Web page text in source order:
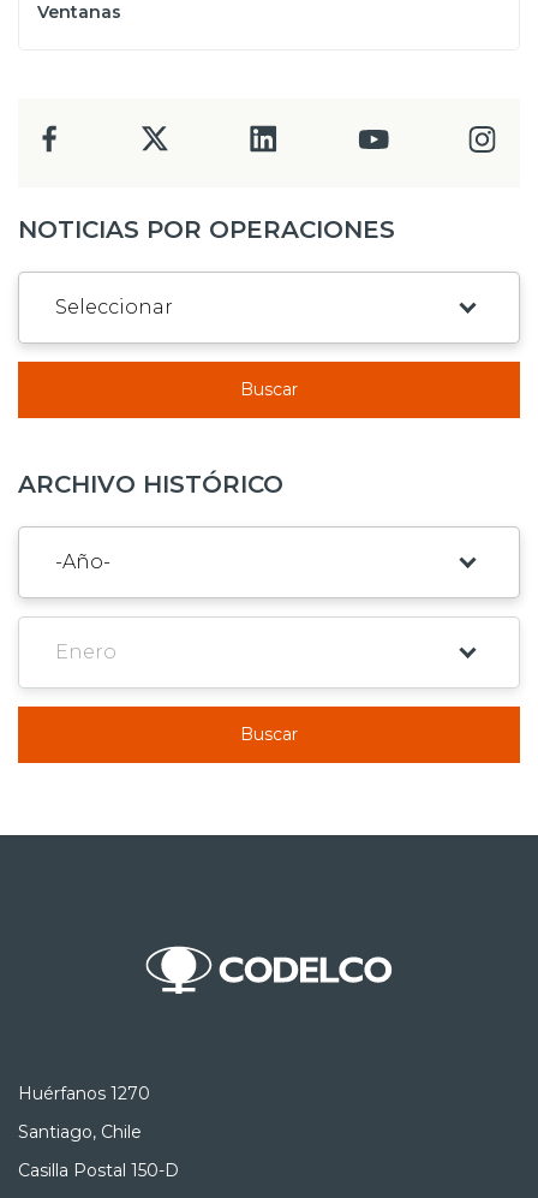
Ventanas
NOTICIAS POR OPERACIONES
Buscar
ARCHIVO HISTÓRICO
Buscar
Huérfanos 1270
Santiago, Chile
Casilla Postal 150-D